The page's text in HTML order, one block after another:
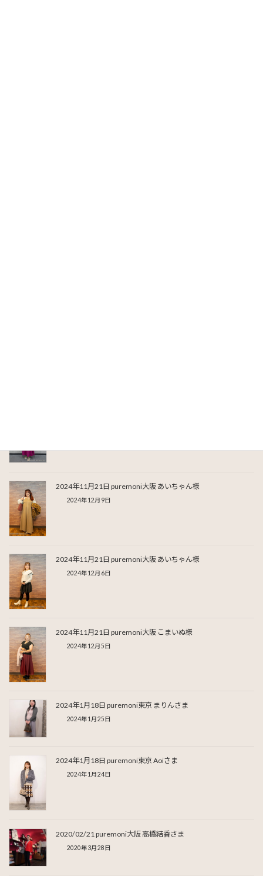
2024年11月21日 puremoni大阪 あいちゃん様
2024年12月9日
2024年11月21日 puremoni大阪 あいちゃん様
2024年12月6日
2024年11月21日 puremoni大阪 こまいぬ様
2024年12月5日
2024年1月18日 puremoni東京 まりんさま
2024年1月25日
2024年1月18日 puremoni東京 Aoiさま
2024年1月24日
2020/02/21 puremoni大阪 高橋結香さま
2020年3月28日